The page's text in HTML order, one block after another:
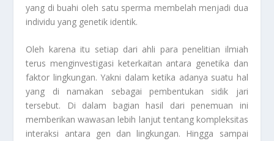
yang di buahi oleh satu sperma membelah menjadi dua
individu yang genetik identik.
Oleh karena itu setiap dari ahli para penelitian ilmiah
terus menginvestigasi keterkaitan antara genetika dan
faktor lingkungan. Yakni dalam ketika adanya suatu hal
yang di namakan sebagai pembentukan sidik jari
tersebut. Di dalam bagian hasil dari penemuan ini
memberikan wawasan lebih lanjut tentang kompleksitas
interaksi antara gen dan lingkungan. Hingga sampai